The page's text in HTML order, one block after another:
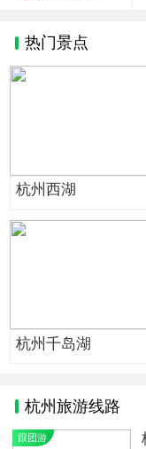
热门景点
杭州西湖
杭州千岛湖
杭州旅游线路
跟团游